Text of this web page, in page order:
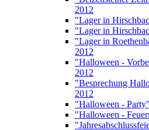
2012
"Lager in
"Lager in
"Lager in
2012
"Halloween -
2012
"Besprechung
2012
"Halloween -
"Halloween -